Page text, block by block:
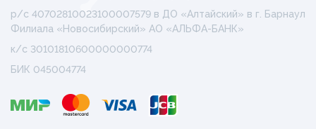
р/с 40702810023100007579 в ДО «Алтайский» в г. Барнаул
Филиала «Новосибирский» АО «АЛЬФА-БАНК»
к/с 30101810600000000774
БИК 045004774